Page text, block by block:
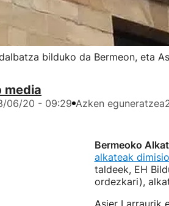
bilduko da Bermeon, eta
media
06/20 - 09:29 Azken eguneratzea
Bermeoko
alkateak
taldeek, EH
ordezkari),
Asier Larraurik